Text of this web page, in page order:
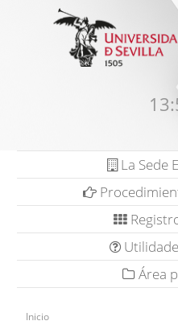
La Sede
Área
Inicio